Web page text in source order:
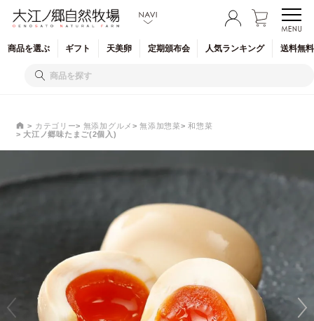
商品を選ぶ ギフト 天美卵 定期頒布会 人気ランキング 送料無
カテゴリー 無添加グルメ 無添加惣菜
和惣菜
大江ノ郷味たまご(2個入)